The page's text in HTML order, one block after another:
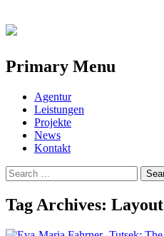
Primary Menu
Skip
content
Agentur
Leistungen
Projekte
News
Kontakt
Search
for:
Tag Archives: Layout